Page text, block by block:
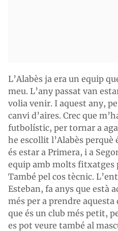
L’Alabès ja era un equip
meu. L’any passat van
volia venir. I aquest any,
canvi d’aires. Crec que
futbolístic, per tornar a
he escollit l’Alabès perquè
és estar a Primera, i a
equip amb molts fitxatges
També pel cos tècnic.
Esteban, fa anys que està
més per a prendre
que és un club més petit,
es pot veure també al